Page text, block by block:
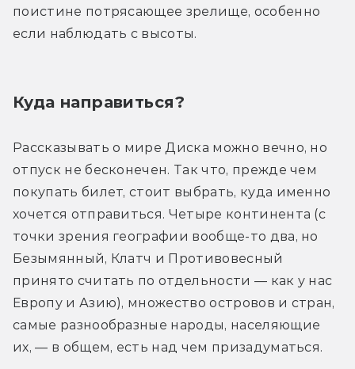
поистине потрясающее зрелище, особенно
если наблюдать с высоты.
Куда направиться?
Рассказывать о мире Диска можно вечно, но
отпуск не бесконечен. Так что, прежде чем
покупать билет, стоит выбрать, куда именно
хочется отправиться. Четыре континента (с
точки зрения географии вообще-то два, но
Безымянный, Клатч и Противовесный
принято считать по отдельности — как у нас
Европу и Азию), множество островов и стран,
самые разнообразные народы, населяющие
их, — в общем, есть над чем призадуматься.